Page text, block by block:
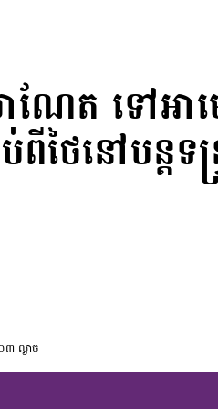
ែត ទៅអាម
ថៃនៅបន្តទន្ទ្
ល្ងាច